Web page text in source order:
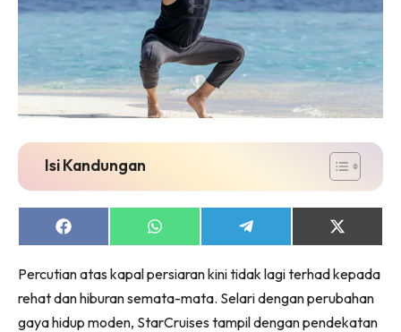
Isi Kandungan
Share
on
Share
on
Share
on
Share
on
(Twitter)
Percutian atas kapal persiaran kini tidak lagi terhad kepada
rehat dan hiburan semata-mata. Selari dengan perubahan
gaya hidup moden, StarCruises tampil dengan pendekatan